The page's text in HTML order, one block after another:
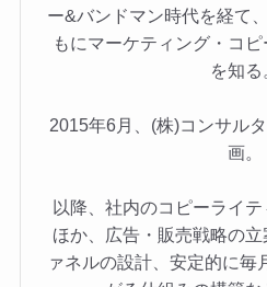
ー&バンドマン時代を経て
もにマーケティング・コ
を知る
2015年6月、(株)コンサル
画。
以降、社内のコピーライ
ほか、広告・販売戦略の
ァネルの設計、安定的に毎